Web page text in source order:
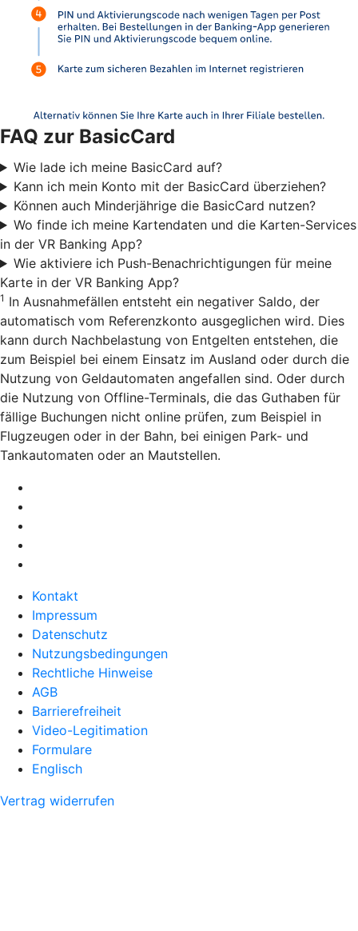
FAQ zur BasicCard
Wie lade ich meine BasicCard auf?
Kann ich mein Konto mit der BasicCard überziehen?
Können auch Minderjährige die BasicCard nutzen?
Wo finde ich meine Kartendaten und die Karten-Services
in der VR Banking App?
Wie aktiviere ich Push-Benachrichtigungen für meine
Karte in der VR Banking App?
1 In Ausnahmefällen entsteht ein negativer Saldo, der
automatisch vom Referenzkonto ausgeglichen wird. Dies
kann durch Nachbelastung von Entgelten entstehen, die
zum Beispiel bei einem Einsatz im Ausland oder durch die
Nutzung von Geldautomaten angefallen sind. Oder durch
die Nutzung von Offline-Terminals, die das Guthaben für
fällige Buchungen nicht online prüfen, zum Beispiel in
Flugzeugen oder in der Bahn, bei einigen Park- und
Tankautomaten oder an Mautstellen.
Kontakt
Impressum
Datenschutz
Nutzungsbedingungen
Rechtliche Hinweise
AGB
Barrierefreiheit
Video-Legitimation
Formulare
Englisch
Vertrag widerrufen